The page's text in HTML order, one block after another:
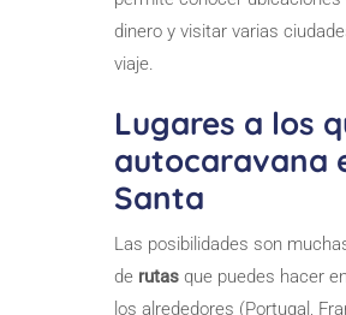
dinero y visitar varias
viaje.
Lugares a los
autocaravana
Santa
Las posibilidades son
de rutas que puedes hacer
los alrededores (Portugal,